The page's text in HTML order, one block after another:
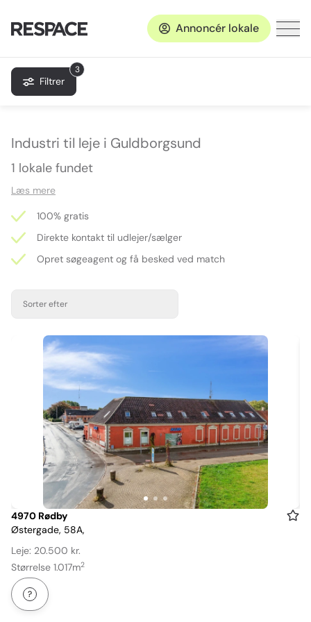
Annoncér lokale
3
Filtrer
Industri til leje i Guldborgsund
1 lokale fundet
Læs mere
100% gratis
Direkte kontakt til udlejer/sælger
Opret søgeagent og få besked ved match
Sorter efter
Item
1
of
3
4970 Rødby
Østergade, 58A,
Leje: 20.500 kr.
Størrelse 1.017m2